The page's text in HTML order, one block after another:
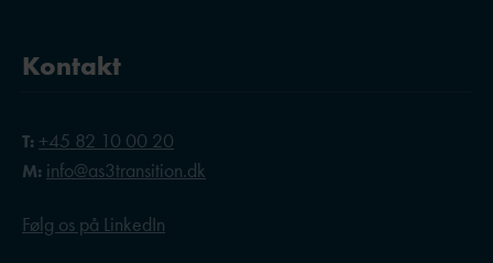
Kontakt
T: +45 82 10 00 20
M: info@as3transition.dk
Følg os på LinkedIn